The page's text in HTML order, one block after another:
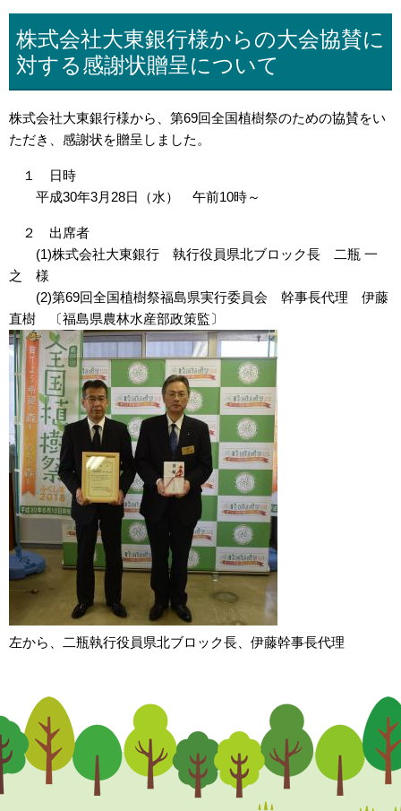
株式会社大東銀行様からの大会協賛に
対する感謝状贈呈について
株式会社大東銀行様から、第69回全国植樹祭のための協賛をい
ただき、感謝状を贈呈しました。
１ 日時
平成30年3月28日（水） 午前10時～
２ 出席者
(1)株式会社大東銀行 執行役員県北ブロック長 二瓶 一
之 様
(2)第69回全国植樹祭福島県実行委員会 幹事長代理 伊藤
直樹 〔福島県農林水産部政策監〕
左から、二瓶執行役員県北ブロック長、伊藤幹事長代理